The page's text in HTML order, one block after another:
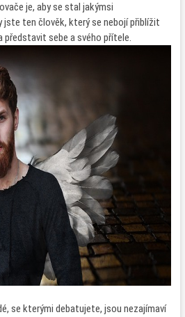
je, aby se stal jakýmsi
jste ten člověk, který se nebojí přiblížit
představit sebe a svého přítele.
se kterými debatujete, jsou nezajímaví